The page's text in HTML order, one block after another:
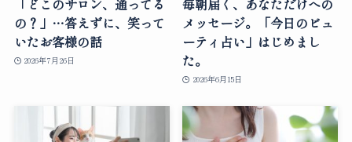
の？」…答えずに、笑って
いたお客様の話
2026年7月26日
メッセージ。「今日のビュ
ーティ占い」はじめまし
た。
2026年6月15日